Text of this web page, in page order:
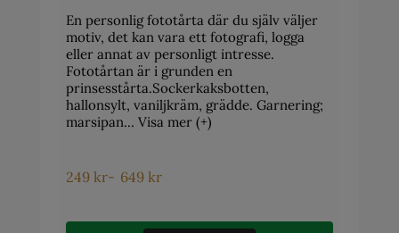
En personlig fototårta där du själv väljer
motiv, det kan vara ett fotografi, logga
eller annat av personligt intresse.
Fototårtan är i grunden en
prinsesstårta.Sockerkaksbotten,
hallonsylt, vaniljkräm, grädde. Garnering;
marsipan… Visa mer (+)
249 kr- 649 kr